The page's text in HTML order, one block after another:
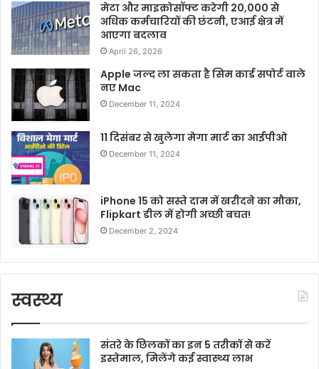
मेटा और माइक्रोसॉफ्ट करेगी 20,000 से
अधिक कर्मचारियों की छंटनी, एआई क्षेत्र में
आएगा बदलाव
April 26, 2026
Apple जल्द ला सकता है सिम कार्ड सपोर्ट वाले
नए Mac
December 11, 2024
11 दिसंबर से खुलेगा मेगा मार्ट का आईपीओ
December 11, 2024
iPhone 15 को सस्ते दाम में खरीदने का मौका,
Flipkart डील में होगी अच्छी बचत!
December 2, 2024
स्वस्थ्य
संतरे के छिलकों का इन 5 तरीकों से करें
इस्तेमाल, मिलेंगे कई स्वास्थ्य लाभ